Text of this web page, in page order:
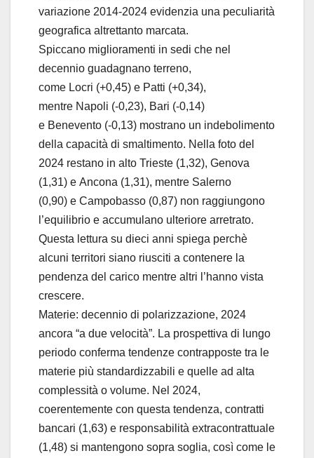
variazione 2014-2024 evidenzia una peculiarità
geografica altrettanto marcata.
Spiccano miglioramenti in sedi che nel
decennio guadagnano terreno,
come Locri (+0,45) e Patti (+0,34),
mentre Napoli (-0,23), Bari (-0,14)
e Benevento (-0,13) mostrano un indebolimento
della capacità di smaltimento. Nella foto del
2024 restano in alto Trieste (1,32), Genova
(1,31) e Ancona (1,31), mentre Salerno
(0,90) e Campobasso (0,87) non raggiungono
l’equilibrio e accumulano ulteriore arretrato.
Questa lettura su dieci anni spiega perchè
alcuni territori siano riusciti a contenere la
pendenza del carico mentre altri l’hanno vista
crescere.
Materie: decennio di polarizzazione, 2024
ancora “a due velocità”. La prospettiva di lungo
periodo conferma tendenze contrapposte tra le
materie più standardizzabili e quelle ad alta
complessità o volume. Nel 2024,
coerentemente con questa tendenza, contratti
bancari (1,63) e responsabilità extracontrattuale
(1,48) si mantengono sopra soglia, così come le